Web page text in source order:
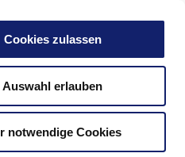
Cookies zulassen
Auswahl erlauben
notwendige Cookies